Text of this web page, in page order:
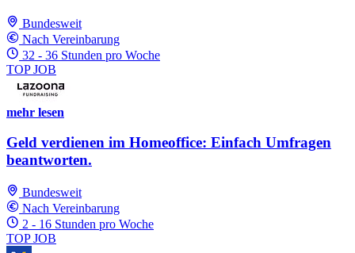
Bundesweit
Nach Vereinbarung
32 - 36 Stunden pro Woche
TOP JOB
mehr lesen
Geld verdienen im Homeoffice: Einfach Umfragen
beantworten.
Bundesweit
Nach Vereinbarung
2 - 16 Stunden pro Woche
TOP JOB